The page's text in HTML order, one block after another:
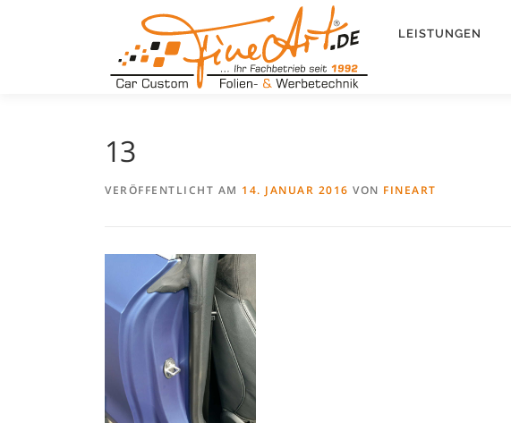
LEISTUNGEN
13
VERÖFFENTLICHT AM 14. JANUAR 2016 VON FINEART